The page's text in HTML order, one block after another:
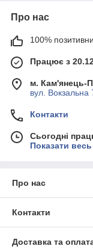
Про нас
100%
Працює з
м. Кам'янець-
вул. Вокзальна
Контакти
Сьогодні
Показати
Про нас
Контакти
Доставка та